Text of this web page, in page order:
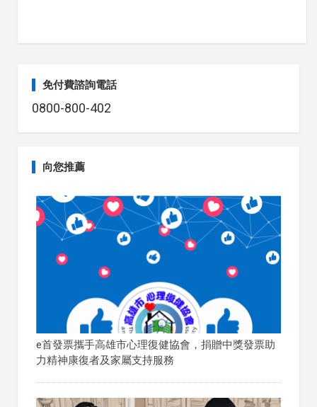
免付費諮詢電話
0800-800-402
向您推薦
e首發票攜手高雄市心理復健協會，捐贈中獎發票助
力精神康復者及家屬支持服務